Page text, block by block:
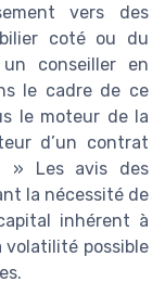
vers des
coté ou du
conseiller en
le cadre de ce
le moteur de la
d’un contrat
» Les avis des
la nécessité de
inhérent à
volatilité possible